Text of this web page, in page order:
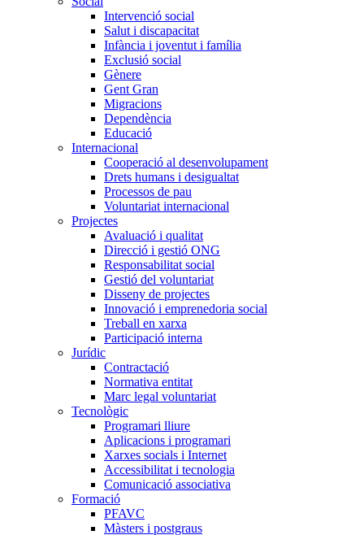
Intervenció social
Salut i discapacitat
Infància i joventut i família
Exclusió social
Gènere
Gent Gran
Migracions
Dependència
Educació
Internacional
Cooperació al desenvolupament
Drets humans i desigualtat
Processos de pau
Voluntariat internacional
Projectes
Avaluació i qualitat
Direcció i gestió ONG
Responsabilitat social
Gestió del voluntariat
Disseny de projectes
Innovació i emprenedoria social
Treball en xarxa
Participació interna
Jurídic
Contractació
Normativa entitat
Marc legal voluntariat
Tecnològic
Programari lliure
Aplicacions i programari
Xarxes socials i Internet
Accessibilitat i tecnologia
Comunicació associativa
Formació
PFAVC
Màsters i postgraus